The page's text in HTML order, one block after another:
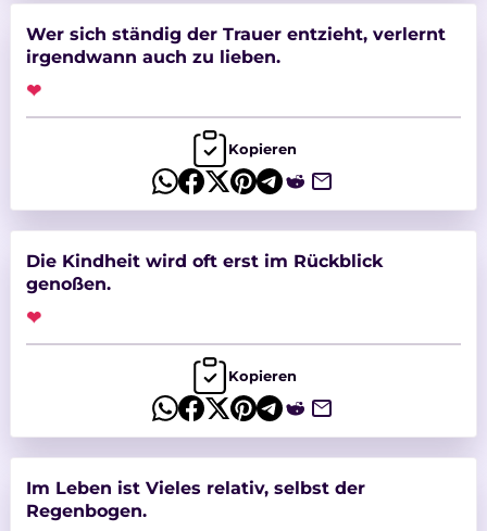
Wer sich ständig der Trauer entzieht, verlernt
irgendwann auch zu lieben.
❤
Kopieren
Die Kindheit wird oft erst im Rückblick
genoßen.
❤
Kopieren
Im Leben ist Vieles relativ, selbst der
Regenbogen.